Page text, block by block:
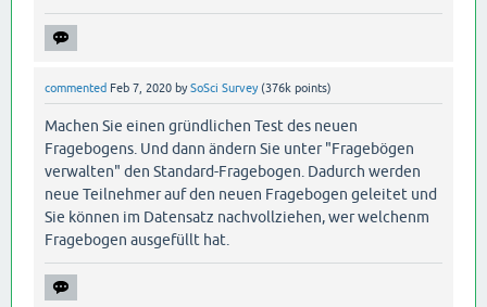
commented Feb 7, 2020 bySoSci Survey (376k points)
Machen Sie einen gründlichen Test des neuen
Fragebogens. Und dann ändern Sie unter "Fragebögen
verwalten" den Standard-Fragebogen. Dadurch werden
neue Teilnehmer auf den neuen Fragebogen geleitet und
Sie können im Datensatz nachvollziehen, wer welchenm
Fragebogen ausgefüllt hat.